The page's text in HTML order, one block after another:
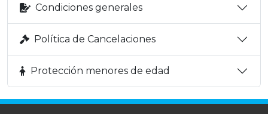
Condiciones generales
Política de Cancelaciones
Protección menores de edad